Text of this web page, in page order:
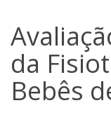
da
Bebês